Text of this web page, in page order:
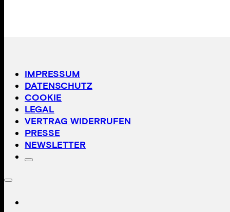
IMPRESSUM
DATENSCHUTZ
COOKIE
LEGAL
VERTRAG WIDERRUFEN
PRESSE
NEWSLETTER